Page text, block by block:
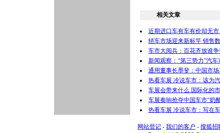
相关文章
近期进口车有车有价却无
轿车市场迎来新标竿 销售
车市大阅兵：百花齐放谁
新闻观察：“第三势力”汽
通用董事长墨斐：中国市
热看车展 冷说车市：该为
车展会带来什么 国际化的
车展奏响抢夺中国车市“奶
热看车展 冷说车市：写在
网站登记 - 我们的客户 - 搜狐招